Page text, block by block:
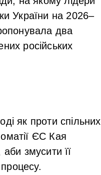
України на 2026–
два
російських
як проти спільних
ЄС Кая
змусити її